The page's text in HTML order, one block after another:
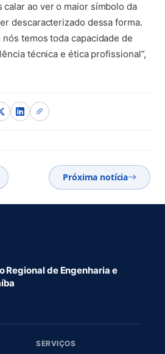
calar ao ver o maior símbolo da
descaracterizado dessa forma.
temos toda capacidade de
técnica e ética profissional”,
Próxima notícia
Regional de Engenharia e
SERVIÇOS